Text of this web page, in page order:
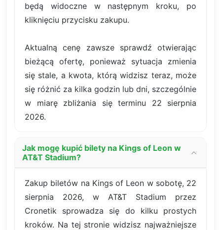
będą widoczne w następnym kroku, po
kliknięciu przycisku zakupu.
Aktualną cenę zawsze sprawdź otwierając
bieżącą ofertę, ponieważ sytuacja zmienia
się stale, a kwota, którą widzisz teraz, może
się różnić za kilka godzin lub dni, szczególnie
w miarę zbliżania się terminu 22 sierpnia
2026.
Jak mogę kupić bilety na Kings of Leon w
AT&T Stadium?
Zakup biletów na Kings of Leon w sobotę, 22
sierpnia 2026, w AT&T Stadium przez
Cronetik sprowadza się do kilku prostych
kroków. Na tej stronie widzisz najważniejsze